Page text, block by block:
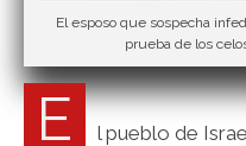
El esposo que sospecha
prueba de los
E
l pueblo de